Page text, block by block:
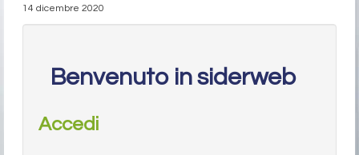
14 dicembre 2020
Benvenuto in siderweb
Accedi